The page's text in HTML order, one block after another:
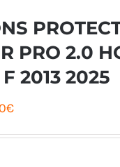
PRO 2.0
2013 2025
€Le